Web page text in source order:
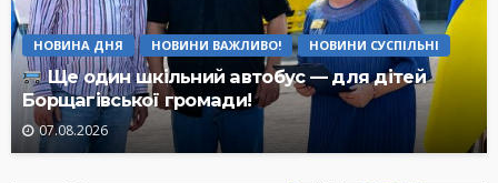
НОВИНА ДНЯ НОВИНИ ВАЖЛИВО! НОВИНИ СУСПІЛЬНІ
Ще один шкільний автобус — для дітей
Борщагівської громади!
07.08.2026